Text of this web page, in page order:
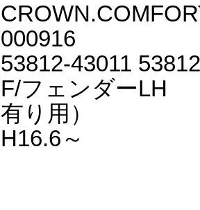
000916
53812-43011
F/フェンダーLH
有り用）
H16.6～